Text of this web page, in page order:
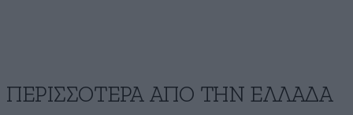
ΠΕΡΙΣΣΟΤΕΡΑ ΑΠΟ ΤΗΝ ΕΛΛΑΔΑ